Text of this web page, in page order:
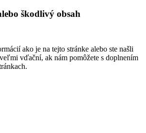
škodlivý obsah
ako je na tejto stránke alebo ste našli
vďační, ak nám pomôžete s doplnením